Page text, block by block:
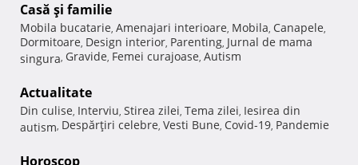
Casă şi familie
Mobila bucatarie, Amenajari interioare, Mobila, Canapele,
Dormitoare, Design interior, Parenting, Jurnal de mama
singura, Gravide, Femei curajoase, Autism
Actualitate
Din culise, Interviu, Stirea zilei, Tema zilei, Iesirea din
autism, Despărţiri celebre, Vesti Bune, Covid-19, Pandemie
Horoscop